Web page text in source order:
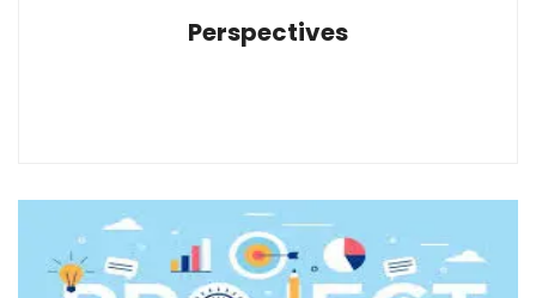
Perspectives